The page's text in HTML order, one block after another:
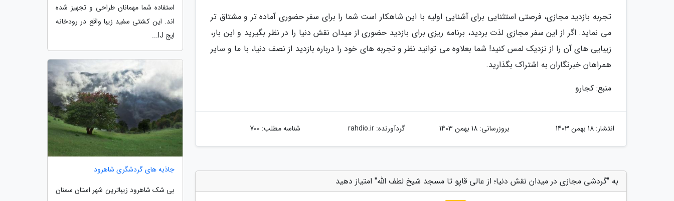
تجربه بازدید مجازی، فرصتی استثنایی برای آشنایی اولیه با این شاهکار است شما را برای سفر حضوری آماده تر و مشتاق تر
می نماید. اگر از این سفر مجازی لذت بردید، برنامه ریزی برای بازدید حضوری از میدان نقش دنیا را در نظر بگیرید و این بار،
زیبایی های آن را از نزدیک لمس کنید! شما بعلاوه می توانید نظر و تجربه های خود را درباره بازدید از نصف دنیا، با ما و سایر
همراهان خبرنگاران به اشتراک بگذارید.
منبع: کجارو
انتشار: 18 بهمن 1403 بروزرسانی: 18 بهمن 1403 گردآورنده:rahdio.ir شناسه مطلب: 700
به "گردشی مجازی در میدان نقش دنیا؛ از عالی قاپو تا مسجد شیخ لطف الله" امتیاز دهید
استفاده شما مهمانان طراحی و تجهیز شده
اند. این کشتی سفید زیبا واقع در رودخانه
ایج IJ...
جاذبه های گردشگری شاهرود
بی شک شاهرود زیباترین شهر استان سمنان